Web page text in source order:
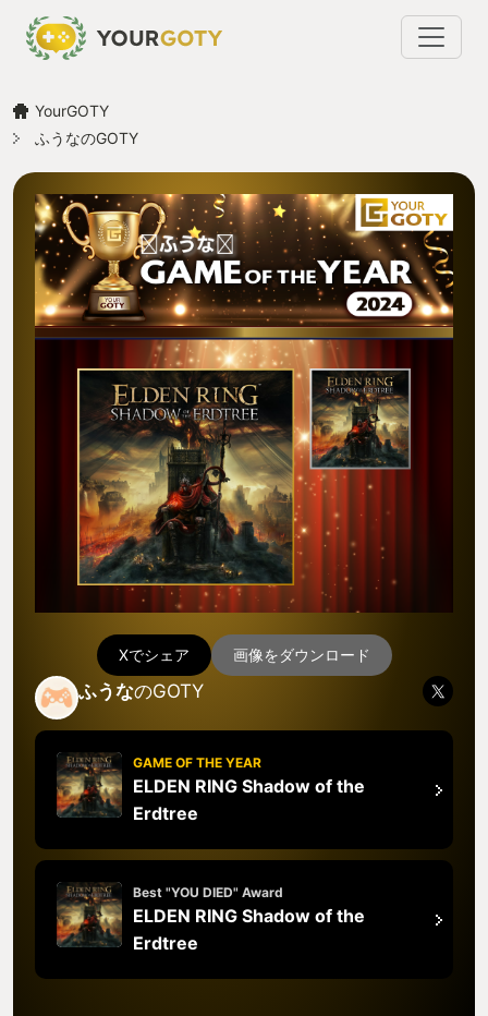
YourGOTY
ふうなのGOTY
Xでシェア 画像をダウンロード
ふうなのGOTY
GAME OF THE YEAR
ELDEN RING Shadow of the
Erdtree
Best "YOU DIED" Award
ELDEN RING Shadow of the
Erdtree